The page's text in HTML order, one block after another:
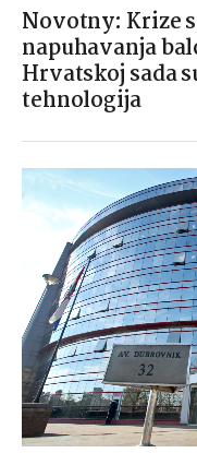
Novotny: Krize
napuhavanja
Hrvatskoj sada
tehnologija